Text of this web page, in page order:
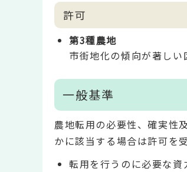
許可
第3種農地
市街地化の傾向が著しい
一般基準
農地転用の必要性、確実性
かに該当する場合は許可を
転用を行うのに必要な